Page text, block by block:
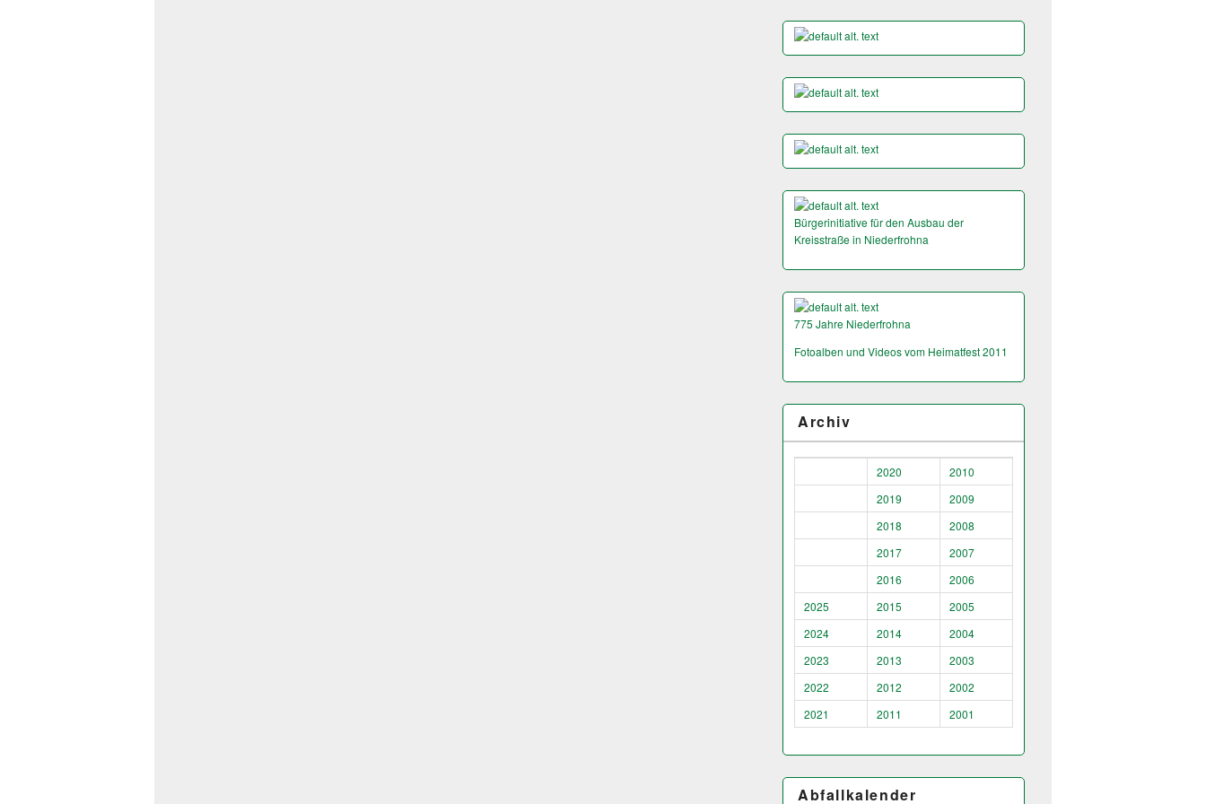
Bürgerinitiative für den Ausbau der
Kreisstraße in Niederfrohna
775 Jahre Niederfrohna
Fotoalben und Videos vom Heimatfest 2011
Archiv
2020
2010
2019
2009
2018
2008
2017
2007
2016
2006
2025
2015
2005
2024
2014
2004
2023
2013
2003
2022
2012
2002
2021
2011 2001
Abfallkalender